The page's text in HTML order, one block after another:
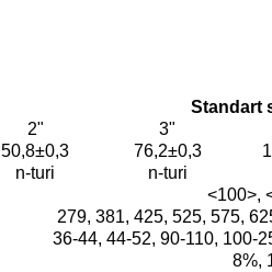
Standart
2" 3"
50,8±0,3 76,2±0,3
n-turi n-turi
<100>,
279, 381, 425, 525, 575,
36-44, 44-52, 90-110, 100-
8%,